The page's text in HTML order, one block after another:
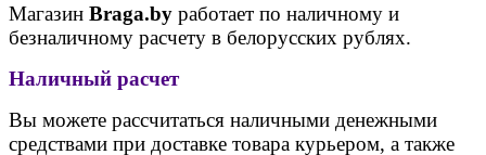
Магазин Braga.by работает по наличному и
безналичному расчету в белорусских рублях.
Наличный расчет
Вы можете рассчитаться наличными денежными
средствами при доставке товара курьером, а также